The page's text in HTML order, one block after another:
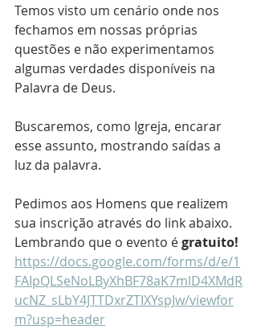
Temos visto um cenário onde nos
fechamos em nossas próprias
questões e não experimentamos
algumas verdades disponíveis na
Palavra de Deus.
Buscaremos, como Igreja, encarar
esse assunto, mostrando saídas a
luz da palavra.
Pedimos aos Homens que realizem
sua inscrição através do link abaixo.
Lembrando que o evento é gratuito!
https://docs.google.com/forms/d/e/1
FAIpQLSeNoLByXhBF78aK7mlD4XMdR
ucNZ_sLbY4JTTDxrZTIXYspJw/viewfor
m?usp=header